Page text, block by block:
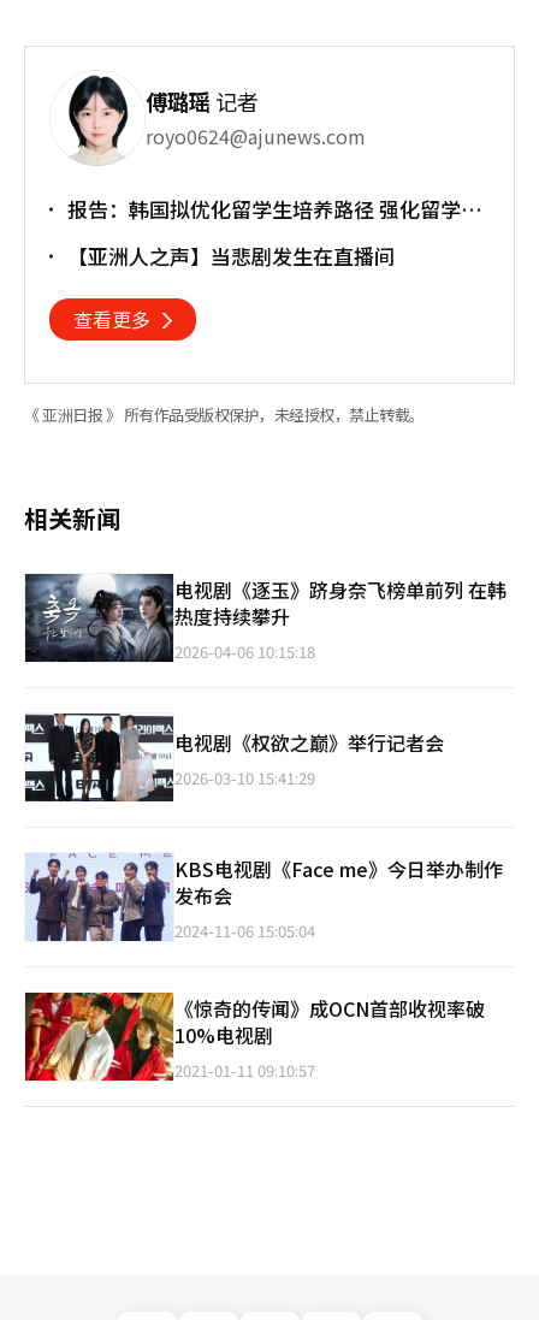
傅璐瑶 记者
royo0624@ajunews.com
报告：韩国拟优化留学生培养路径 强化留学就
【亚洲人之声】当悲剧发生在直播间
查看更多
《 亚洲日报 》 所有作品受版权保护，未经授权，禁止转载。
相关新闻
电视剧《逐玉》跻身奈飞榜单前列 在韩
热度持续攀升
2026-04-06 10:15:18
电视剧《权欲之巅》举行记者会
2026-03-10 15:41:29
KBS电视剧《Face me》今日举办制作
发布会
2024-11-06 15:05:04
《惊奇的传闻》成OCN首部收视率破
10%电视剧
2021-01-11 09:10:57